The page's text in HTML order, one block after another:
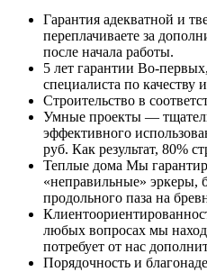
Гарантия адекватной и
переплачиваете за
после начала работы.
5 лет гарантии Во-
специалиста по
Строительство в
Умные проекты —
эффективного
руб. Как результат, 80%
Теплые дома Мы
«неправильные» эркеры,
продольного паза на
любых вопросах мы
потребует от нас
Порядочность и